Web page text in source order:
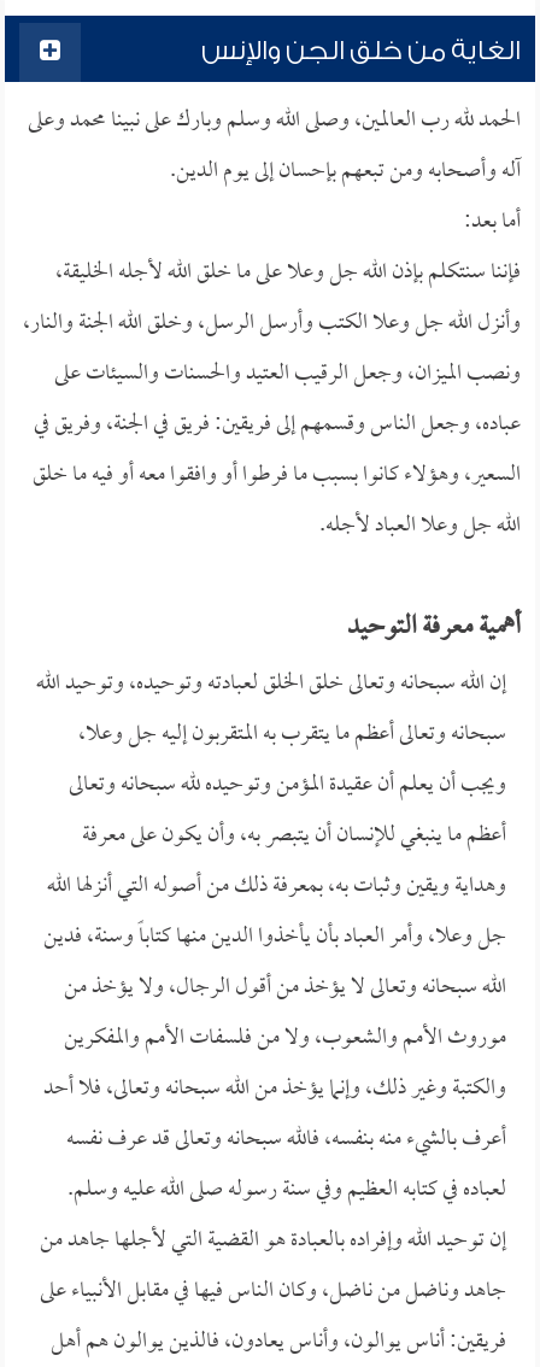
الغاية من خلق الجن والإنس
الحمد لله رب العالمين، وصلى الله وسلم وبارك على نبينا محمد وعلى
آله وأصحابه ومن تبعهم بإحسان إلى يوم الدين.
أما بعد:
فإننا سنتكلم بإذن الله جل وعلا على ما خلق الله لأجله الخليقة،
وأنزل الله جل وعلا الكتب وأرسل الرسل، وخلق الله الجنة والنار،
ونصب الميزان، وجعل الرقيب العتيد والحسنات والسيئات على
عباده، وجعل الناس وقسمهم إلى فريقين: فريق في الجنة، وفريق في
السعير، وهؤلاء كانوا بسبب ما فرطوا أو وافقوا معه أو فيه ما خلق
الله جل وعلا العباد لأجله.
أهمية معرفة التوحيد
إن الله سبحانه وتعالى خلق الخلق لعبادته وتوحيده، وتوحيد الله
سبحانه وتعالى أعظم ما يتقرب به المتقربون إليه جل وعلا،
ويجب أن يعلم أن عقيدة المؤمن وتوحيده لله سبحانه وتعالى
أعظم ما ينبغي للإنسان أن يتبصر به، وأن يكون على معرفة
وهداية ويقين وثبات به، بمعرفة ذلك من أصوله التي أنزلها الله
جل وعلا، وأمر العباد بأن يأخذوا الدين منها كتاباً وسنة، فدين
الله سبحانه وتعالى لا يؤخذ من أقول الرجال، ولا يؤخذ من
موروث الأمم والشعوب، ولا من فلسفات الأمم والمفكرين
والكتبة وغير ذلك، وإنما يؤخذ من الله سبحانه وتعالى، فلا أحد
أعرف بالشيء منه بنفسه، فالله سبحانه وتعالى قد عرف نفسه
لعباده في كتابه العظيم وفي سنة رسوله صلى الله عليه وسلم.
إن توحيد الله وإفراده بالعبادة هو القضية التي لأجلها جاهد من
جاهد وناضل من ناضل، وكان الناس فيها في مقابل الأنبياء على
فريقين: أناس يوالون، وأناس يعادون، فالذين يوالون هم أهل